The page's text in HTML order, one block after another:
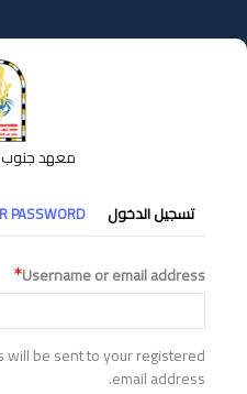
إلى
المحتوى
معهد جنوب
التبويبات
الأساسية
تسجيل الدخول PASSWORD
Username or email address
be sent to your registered
email address.